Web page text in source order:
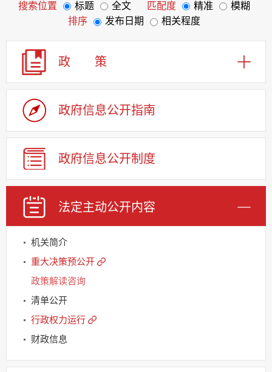
搜索位置 标题 全文 匹配度 精准
模糊
排序
发布日期 相关程度
政 策
政府信息公开指南
政府信息公开制度
法定主动公开内容
机关简介
重大决策预公开
政策解读咨询
清单公开
行政权力运行
财政信息
规划信息